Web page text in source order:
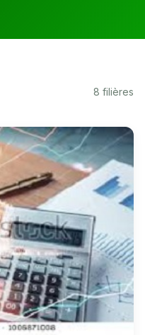
8 filières